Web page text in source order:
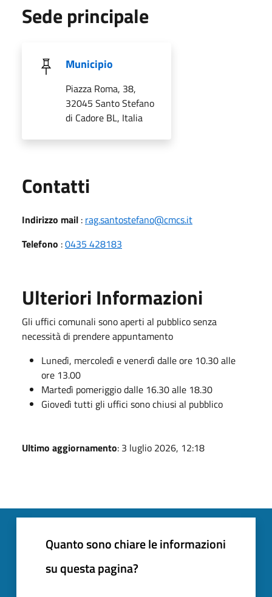
Sede principale
Municipio
Piazza Roma, 38,
32045 Santo Stefano
di Cadore BL, Italia
Contatti
Indirizzo mail : rag.santostefano@cmcs.it
Telefono :0435 428183
Ulteriori Informazioni
Gli uffici comunali sono aperti al pubblico senza
necessità di prendere appuntamento
Lunedì, mercoledì e venerdì dalle ore 10.30 alle
ore 13.00
Martedì pomeriggio dalle 16.30 alle 18.30
Giovedì tutti gli uffici sono chiusi al pubblico
Ultimo aggiornamento: 3 luglio 2026, 12:18
Quanto sono chiare le informazioni
su questa pagina?